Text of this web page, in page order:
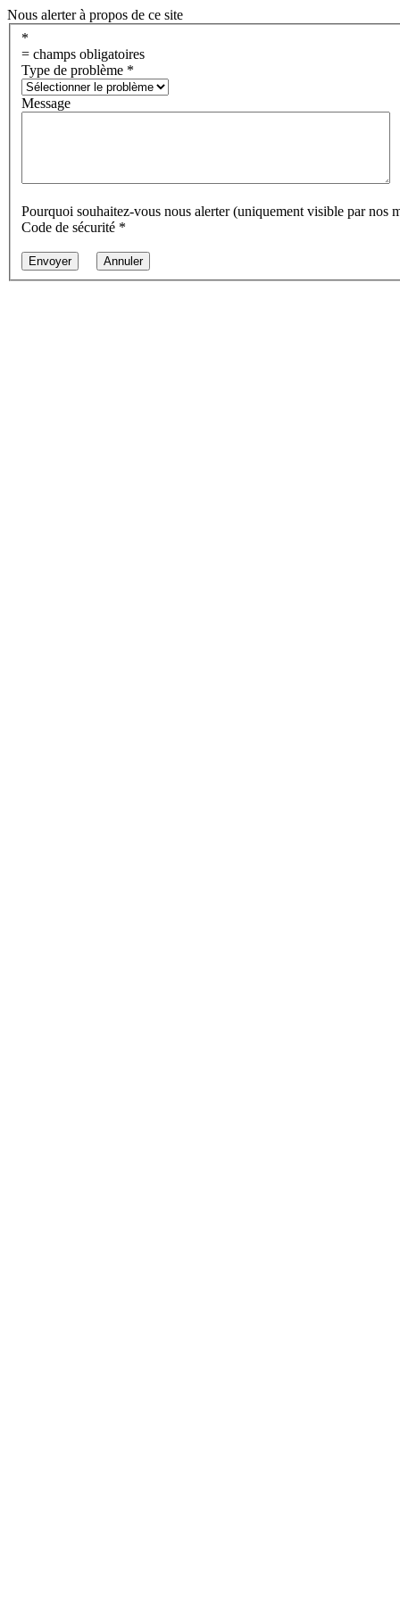
Nous alerter à propos de ce site
*
= champs obligatoires
Type de problème *
Message
Pourquoi souhaitez-vous nous alerter (uniquement visible par nos
Code de sécurité *